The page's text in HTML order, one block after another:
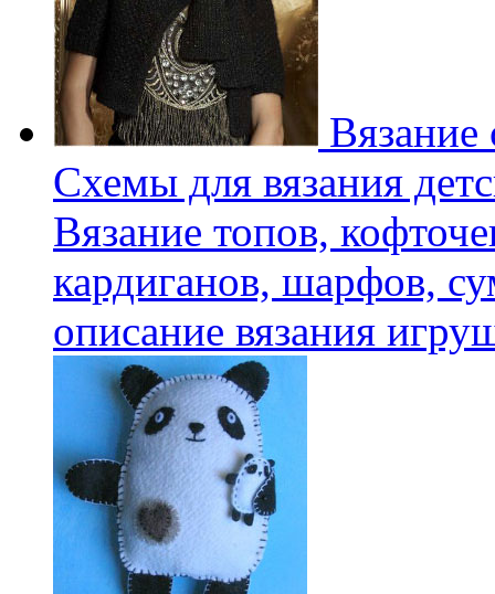
Схемы для вязания
Вязание топов,
кардиганов, шарфов,
описание вязания